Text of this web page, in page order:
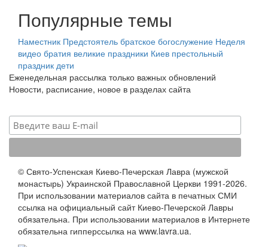
Популярные темы
Наместник Предстоятель братское богослужение Неделя
видео братия великие праздники Киев престольный
праздник дети
Еженедельная рассылка только важных обновлений
Новости, расписание, новое в разделах сайта
© Свято-Успенская Киево-Печерская Лавра (мужской
монастырь) Украинской Православной Церкви 1991-2026.
При использовании материалов сайта в печатных СМИ
ссылка на официальный сайт Киево-Печерской Лавры
обязательна. При использовании материалов в Интернете
обязательна гипперссылка на www.lavra.ua.